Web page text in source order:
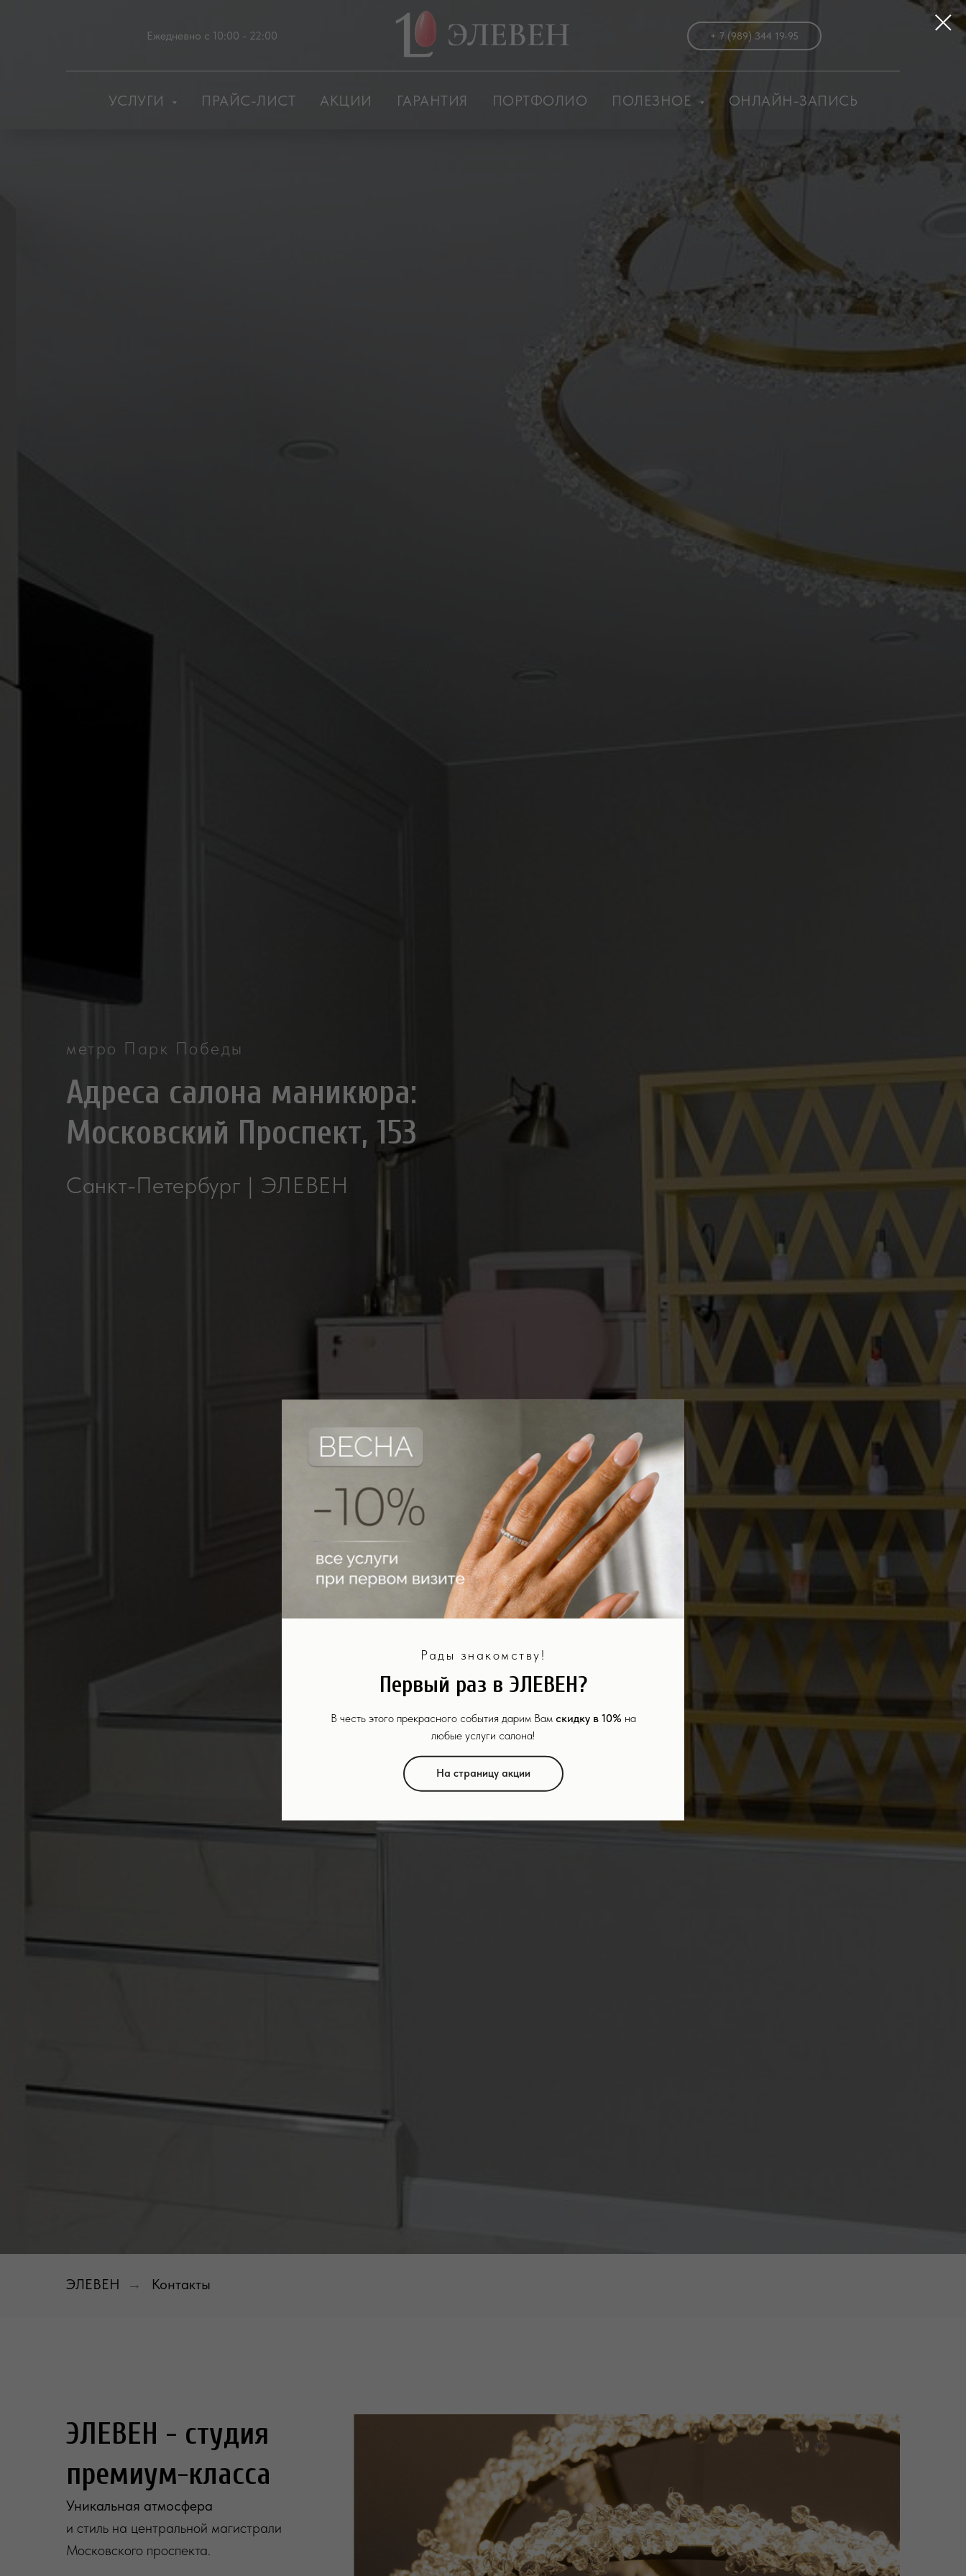
Ежедневно с 10:00 - 22:00 + 7 (989) 344 19-95
УСЛУГИ ПРАЙС-ЛИСТ АКЦИИ ГАРАНТИЯ ПОРТФОЛИО ПОЛЕЗНОЕ ОНЛАЙН-ЗАПИСЬ
метро Парк Победы
Адреса салона маникюра:
Московский Проспект, 153
Санкт-Петербург | ЭЛЕВЕН
ЭЛЕВЕН → Контакты
ЭЛЕВЕН - студия
премиум-класса
Уникальная атмосфера
и стиль на центральной магистрали
Московского проспекта.
Рады знакомству!
Первый раз в ЭЛЕВЕН?
В честь этого прекрасного события дарим Вам скидку в 10% на
любые услуги салона!
На страницу акции